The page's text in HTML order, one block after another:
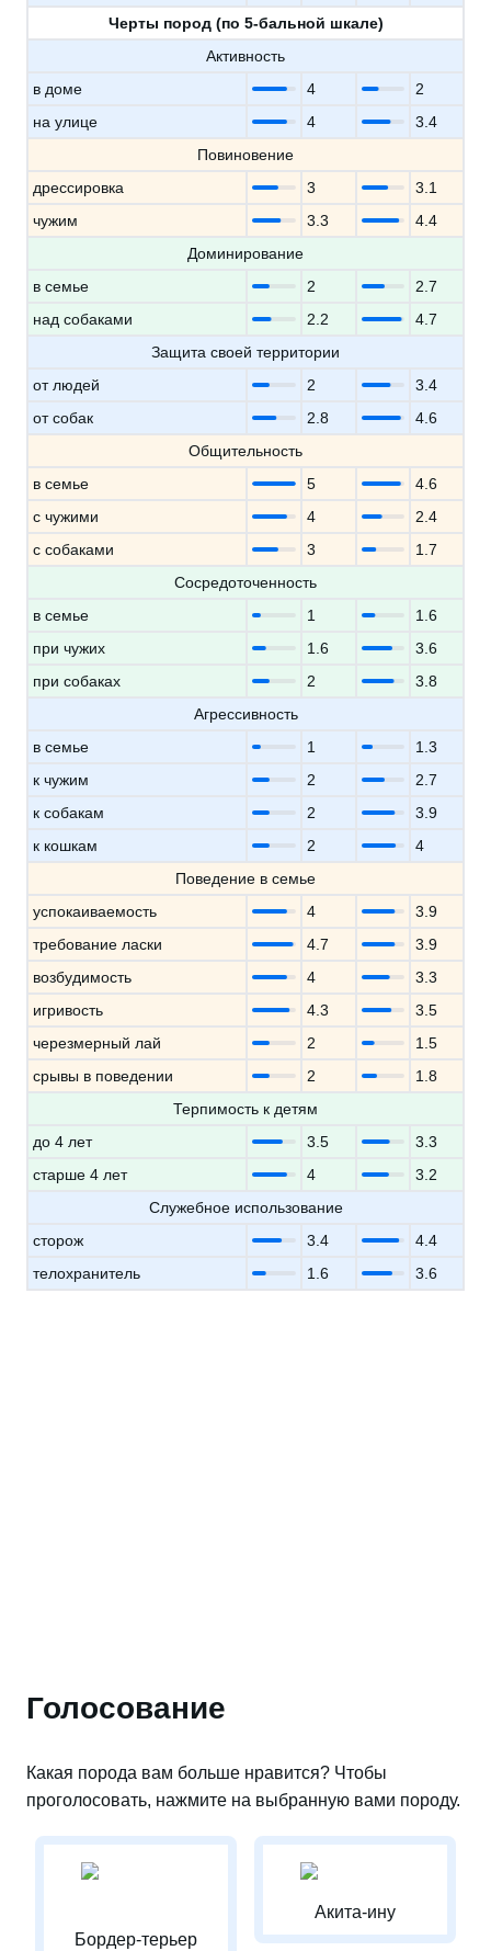
Черты пород (по 5-бальной шкале)
Активность
в доме
4
2
на улице
4
3.4
Повиновение
дрессировка
3
3.1
чужим
3.3
4.4
Доминирование
в семье
2
2.7
над собаками
2.2
4.7
Защита своей территории
от людей
2
3.4
от собак
2.8
4.6
Общительность
в семье
5
4.6
с чужими
4
2.4
с собаками
3
1.7
Сосредоточенность
в семье
1
1.6
при чужих
1.6
3.6
при собаках
2
3.8
Агрессивность
в семье
1
1.3
к чужим
2
2.7
к собакам
2
3.9
к кошкам
2
4
Поведение в семье
успокаиваемость
4
3.9
требование ласки
4.7
3.9
возбудимость
4
3.3
игривость
4.3
3.5
черезмерный лай
2
1.5
срывы в поведении
2
1.8
Терпимость к детям
до 4 лет
3.5
3.3
старше 4 лет
4
3.2
Служебное использование
сторож
3.4
4.4
телохранитель
1.6 3.6
Голосование
Какая порода вам больше нравится? Чтобы
проголосовать, нажмите на выбранную вами породу.
Бордер-терьер
Акита-ину